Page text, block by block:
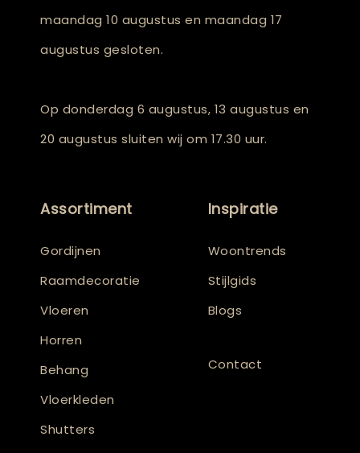
maandag 10 augustus en maandag 17
augustus gesloten.
Op donderdag 6 augustus, 13 augustus en
20 augustus sluiten wij om 17.30 uur.
Assortiment
Gordijnen
Raamdecoratie
Vloeren
Horren
Behang
Vloerkleden
Shutters
Inspiratie
Woontrends
Stijlgids
Blogs
Contact